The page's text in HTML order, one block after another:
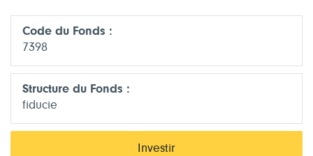
Code du Fonds :
7398
Structure du Fonds :
fiducie
Investir